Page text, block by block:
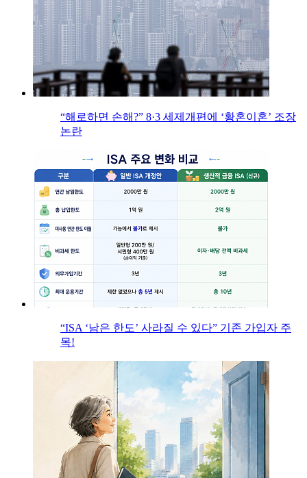
“해로하면 손해?” 8·3 세제개편에 ‘황혼이혼’ 조장
논란
“ISA ‘남은 한도’ 사라질 수 있다” 기존 가입자 주
목!